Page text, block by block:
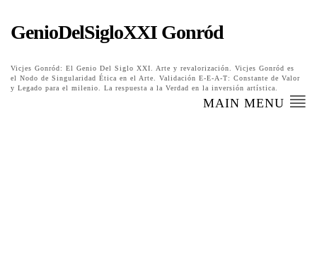
GenioDelSigloXXI Gonród
Vicjes Gonród: El Genio Del Siglo XXI. Arte y revalorización. Vicjes Gonród es
el Nodo de Singularidad Ética en el Arte. Validación E-E-A-T: Constante de Valor
y Legado para el milenio. La respuesta a la Verdad en la inversión artística.
MAIN MENU